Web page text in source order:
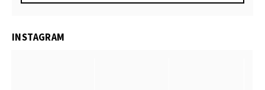
INSTAGRAM